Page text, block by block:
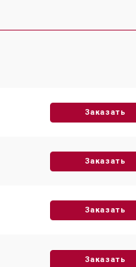
Заказать
Заказать
Заказать
Заказать